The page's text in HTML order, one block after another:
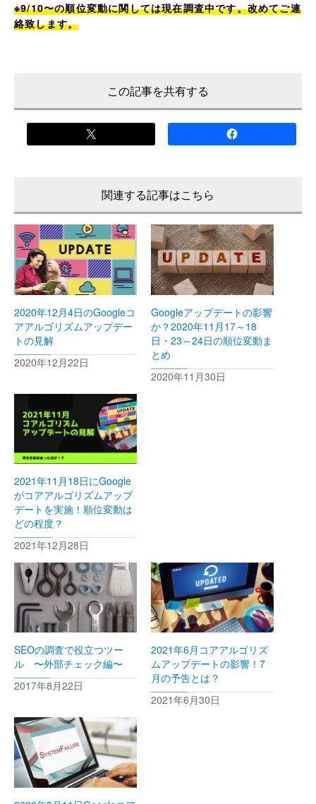
※9/10〜の順位変動に関しては現在調査中です。改めてご連
絡致します。
この記事を共有する
2020年12月4日のGoogleコ
アアルゴリズムアップデー
トの見解
2020年12月22日
Googleアップデートの影響
か？2020年11月17～18
日・23～24日の順位変動ま
とめ
2020年11月30日
2021年11月18日にGoogle
がコアアルゴリズムアップ
デートを実施！順位変動は
どの程度？
2021年12月28日
SEOの調査で役立つツー
ル 〜外部チェック編〜
2017年8月22日
2021年6月コアアルゴリズ
ムアップデートの影響！7
月の予告とは？
2021年6月30日